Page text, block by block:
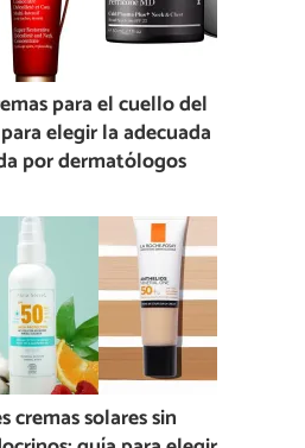
para el cuello del
elegir la adecuada
por dermatólogos
cremas solares sin